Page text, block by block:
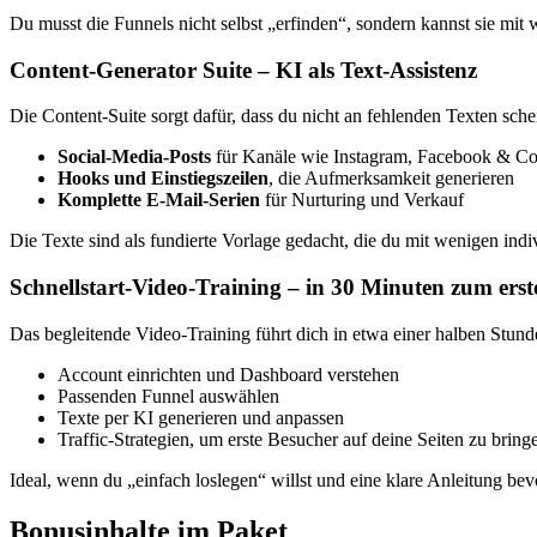
Du musst die Funnels nicht selbst „erfinden“, sondern kannst sie
Content-Generator Suite – KI als Text-Assistenz
Die Content-Suite sorgt dafür, dass du nicht an fehlenden Texten
Social-Media-Posts für Kanäle wie Instagram, Facebook &
Hooks und Einstiegszeilen, die Aufmerksamkeit generieren
Komplette E-Mail-Serien für Nurturing und Verkauf
Die Texte sind als fundierte Vorlage gedacht, die du mit wenigen
Schnellstart-Video-Training – in 30 Minuten zum
Das begleitende Video-Training führt dich in etwa einer halben
Account einrichten und Dashboard verstehen
Passenden Funnel auswählen
Texte per KI generieren und anpassen
Traffic-Strategien, um erste Besucher auf deine Seiten zu
Ideal, wenn du „einfach loslegen“ willst und eine klare Anleitung
Bonusinhalte im Paket